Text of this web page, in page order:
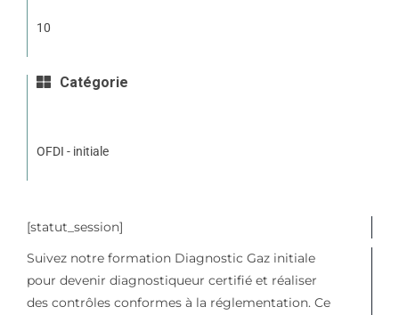
10
Catégorie
OFDI - initiale
[statut_session]
Suivez notre formation Diagnostic Gaz initiale
pour devenir diagnostiqueur certifié et réaliser
des contrôles conformes à la réglementation. Ce